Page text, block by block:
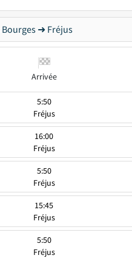
Bourges ➜ Fréjus
Arrivée
5:50
Fréjus
16:00
Fréjus
5:50
Fréjus
15:45
Fréjus
5:50
Fréjus